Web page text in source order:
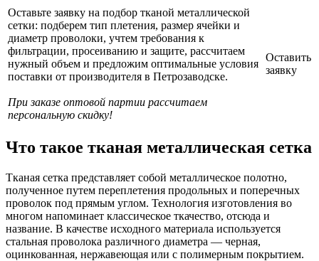
Оставьте заявку на подбор тканой металлической
сетки: подберем тип плетения, размер ячейки и
диаметр проволоки, учтем требования к
фильтрации, просеиванию и защите, рассчитаем
нужный объем и предложим оптимальные условия
поставки от производителя в Петрозаводске.
При заказе оптовой партии рассчитаем
персональную скидку!
Оставить
заявку
Что такое тканая металлическая сетка
Тканая сетка представляет собой металлическое полотно,
полученное путем переплетения продольных и поперечных
проволок под прямым углом. Технология изготовления во
многом напоминает классическое ткачество, отсюда и
название. В качестве исходного материала используется
стальная проволока различного диаметра — черная,
оцинкованная, нержавеющая или с полимерным покрытием.